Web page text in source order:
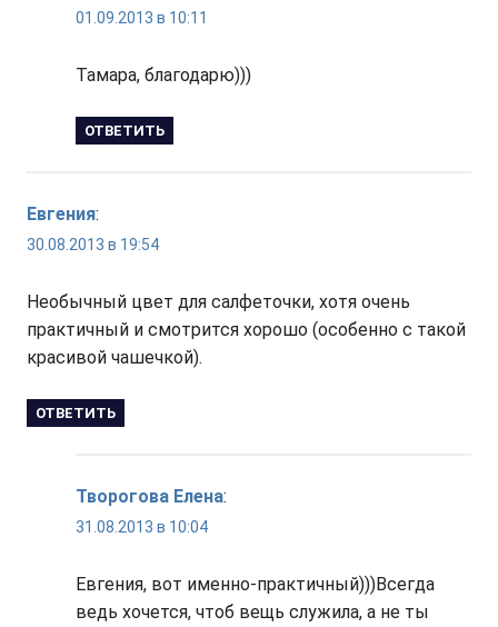
01.09.2013 в 10:11
Тамара, благодарю)))
ОТВЕТИТЬ
Евгения:
30.08.2013 в 19:54
Необычный цвет для салфеточки, хотя очень
практичный и смотрится хорошо (особенно с такой
красивой чашечкой).
ОТВЕТИТЬ
Творогова Елена:
31.08.2013 в 10:04
Евгения, вот именно-практичный)))Всегда
ведь хочется, чтоб вещь служила, а не ты